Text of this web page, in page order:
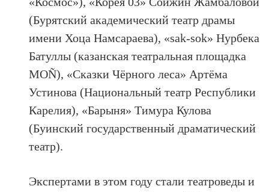
(Бурятский академический театр драмы
имени Хоца Намсараева), «sak-sok» Нурбека
Батуллы (казанская театральная площадка
MOÑ), «Сказки Чёрного леса» Артёма
Устинова (Национальный театр Республики
Карелия), «Барыня» Тимура Кулова
(Буинский государственный драматический
театр).
Экспертами в этом году стали театроведы и